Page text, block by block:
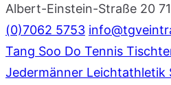
Albert-Einstein-Straße 20
(0)7062 5753
Tang Soo Do Tennis
Jedermänner Leichtathletik